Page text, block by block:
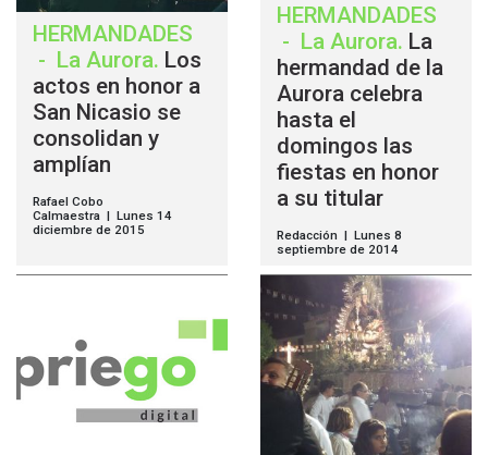
HERMANDADES
- La Aurora. Los
actos en honor a
San Nicasio se
consolidan y
amplían
Rafael Cobo
Calmaestra | Lunes 14
diciembre de 2015
HERMANDADES
- La Aurora. La
hermandad de la
Aurora celebra
hasta el
domingos las
fiestas en honor
a su titular
Redacción | Lunes 8
septiembre de 2014